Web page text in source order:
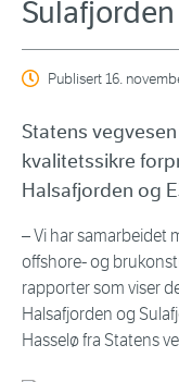
Sulafjorden
Publisert16.
Statens
kvalitetssikre
Halsafjorden og
– Vi har samarbeidet
offshore- og
rapporter som viser
Halsafjorden og
Hasselø fra Statens